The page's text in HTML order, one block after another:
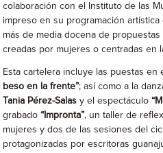
colaboración con el Instituto de las
impreso en su programación
más de media docena de
creadas por mujeres o centradas en
Esta cartelera incluye las puestas en
beso en la frente”; así como a la
Tania Pérez-Salas y el espectáculo
grabado “Impronta”, un taller de
mujeres y dos de las sesiones del
protagonizadas por escritoras